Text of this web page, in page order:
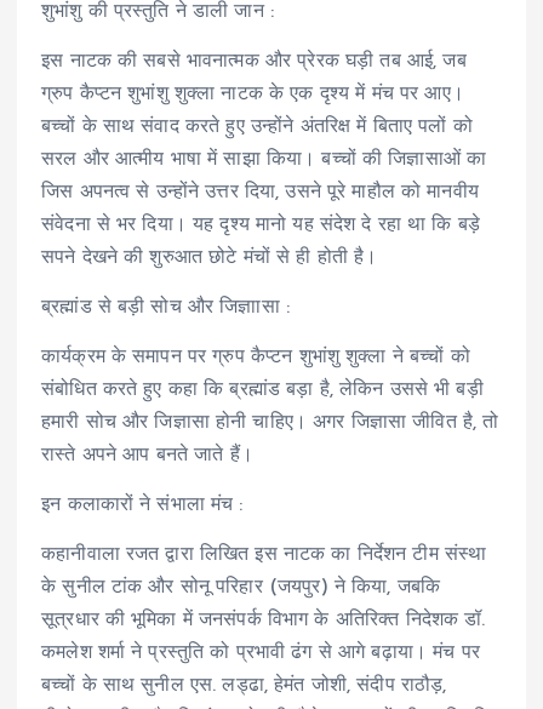
शुभांशु की प्रस्तुति ने डाली जान :
इस नाटक की सबसे भावनात्मक और प्रेरक घड़ी तब आई, जब
ग्रुप कैप्टन शुभांशु शुक्ला नाटक के एक दृश्य में मंच पर आए।
बच्चों के साथ संवाद करते हुए उन्होंने अंतरिक्ष में बिताए पलों को
सरल और आत्मीय भाषा में साझा किया। बच्चों की जिज्ञासाओं का
जिस अपनत्व से उन्होंने उत्तर दिया, उसने पूरे माहौल को मानवीय
संवेदना से भर दिया। यह दृश्य मानो यह संदेश दे रहा था कि बड़े
सपने देखने की शुरुआत छोटे मंचों से ही होती है।
ब्रह्मांड से बड़ी सोच और जिज्ञाासा :
कार्यक्रम के समापन पर ग्रुप कैप्टन शुभांशु शुक्ला ने बच्चों को
संबोधित करते हुए कहा कि ब्रह्मांड बड़ा है, लेकिन उससे भी बड़ी
हमारी सोच और जिज्ञासा होनी चाहिए। अगर जिज्ञासा जीवित है, तो
रास्ते अपने आप बनते जाते हैं।
इन कलाकारों ने संभाला मंच :
कहानीवाला रजत द्वारा लिखित इस नाटक का निर्देशन टीम संस्था
के सुनील टांक और सोनू परिहार (जयपुर) ने किया, जबकि
सूत्रधार की भूमिका में जनसंपर्क विभाग के अतिरिक्त निदेशक डॉ.
कमलेश शर्मा ने प्रस्तुति को प्रभावी ढंग से आगे बढ़ाया। मंच पर
बच्चों के साथ सुनील एस. लड्ढा, हेमंत जोशी, संदीप राठौड़,